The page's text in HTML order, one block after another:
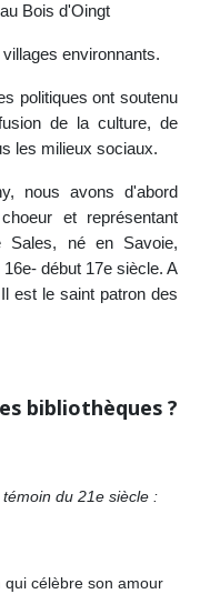
Bois d'Oingt
environnants.
politiques ont soutenu
de la culture, de
les milieux sociaux.
nous avons d'abord
et représentant
Sales, né en Savoie,
début 17e siècle. A
est le saint patron des
bibliothèques ?
du 21e siècle :
qui célèbre son amour